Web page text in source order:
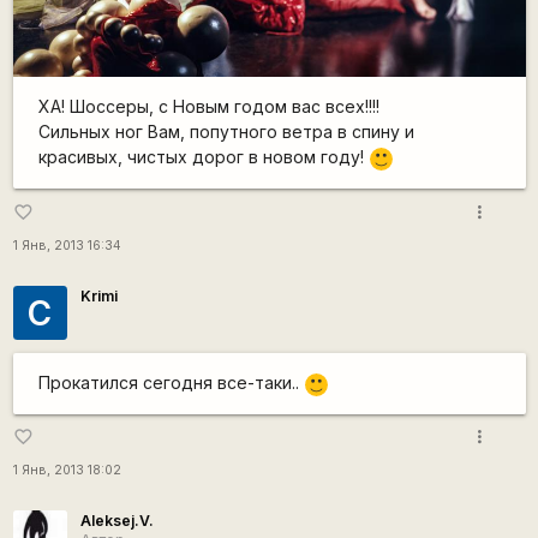
ХА! Шоссеры, с Новым годом вас всех!!!!
Сильных ног Вам, попутного ветра в спину и
красивых, чистых дорог в новом году!
:)
favorite_border
1 Янв, 2013 16:34
more_vert
С Krimi
Прокатился сегодня все-таки.. :)
favorite_border
1 Янв, 2013 18:02
more_vert
Aleksej.V.